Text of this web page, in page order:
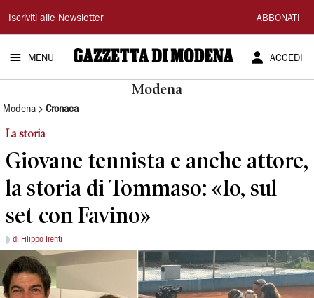
Gazzetta
di
Modena
Iscriviti alle Newsletter ABBONATI
MENU ACCEDI
Modena
Modena Cronaca
La storia
Giovane tennista e anche attore,
la storia di Tommaso: «Io, sul
set con Favino»
di Filippo Trenti